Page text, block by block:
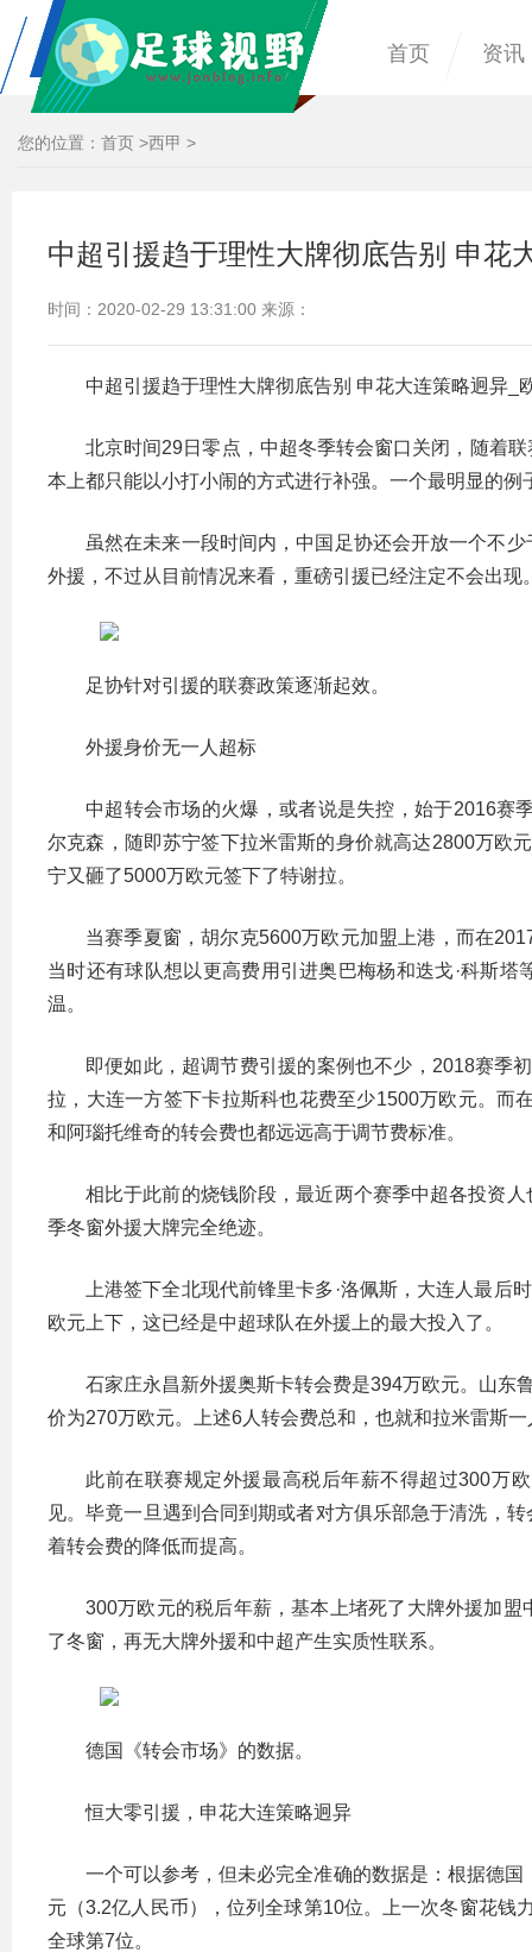
首页 资讯
您的位置： 首页 >西甲 >
中超引援趋于理性大牌彻底告别 申花
时间：2020-02-29 13:31:00 来源：
中超引援趋于理性大牌彻底告别 申花大连策略迥异_
北京时间29日零点，中超冬季转会窗口关闭，随着
本上都只能以小打小闹的方式进行补强。一个最明显的
虽然在未来一段时间内，中国足协还会开放一个不
外援，不过从目前情况来看，重磅引援已经注定不会出现
足协针对引援的联赛政策逐渐起效。
外援身价无一人超标
中超转会市场的火爆，或者说是失控，始于2016赛
尔克森，随即苏宁签下拉米雷斯的身价就高达2800万欧
宁又砸了5000万欧元签下了特谢拉。
当赛季夏窗，胡尔克5600万欧元加盟上港，而在
当时还有球队想以更高费用引进奥巴梅杨和迭戈·科斯
温。
即便如此，超调节费引援的案例也不少，2018赛季
拉，大连一方签下卡拉斯科也花费至少1500万欧元。而
和阿瑙托维奇的转会费也都远远高于调节费标准。
相比于此前的烧钱阶段，最近两个赛季中超各投资
季冬窗外援大牌完全绝迹。
上港签下全北现代前锋里卡多·洛佩斯，大连人最
欧元上下，这已经是中超球队在外援上的最大投入了。
石家庄永昌新外援奥斯卡转会费是394万欧元。山东
价为270万欧元。上述6人转会费总和，也就和拉米雷斯
此前在联赛规定外援最高税后年薪不得超过300万
见。毕竟一旦遇到合同到期或者对方俱乐部急于清洗，
着转会费的降低而提高。
300万欧元的税后年薪，基本上堵死了大牌外援加
了冬窗，再无大牌外援和中超产生实质性联系。
德国《转会市场》的数据。
恒大零引援，申花大连策略迥异
一个可以参考，但未必完全准确的数据是：根据德
元（3.2亿人民币），位列全球第10位。上一次冬窗花钱
全球第7位。